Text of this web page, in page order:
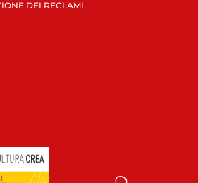
DEI RECLAMI